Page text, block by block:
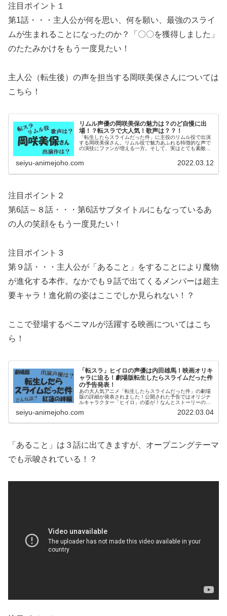
注目ポイント１
第1話・・・主人公が何を思い、何を願い、最強のスライ
ムが生まれることになったのか？「〇〇を獲得しました」
のたたみかけをもう一度見たい！
主人公（転生後）の声を担当する岡咲美保さんについては
こちら！
リムル声優の岡咲美保の魅力は？のど自慢に出
場！？転スラで大人気！歌声は？？！
「転生したらスライムだった件」に主役のリムル役で出演
する岡咲美保さん。リムル役で魅力あふれる特徴的な声で
の演技にファンが増える一方。そして、実はとても素敵な
seiyu-animejoho.com 2022.03.12
注目ポイント２
第6話～８話・・・第6話サブタイトルにもなっているあ
の人の笑顔をもう一度見たい！
注目ポイント３
第９話・・・主人公が「あること」をすることにより魔物
が進化する本作。なかでも９話で出てくるメンバーは超主
要キャラ！進化前の姿はここでしか見られない！？
ここで登場するベニマルが活躍する映画についてはこち
ら！
「転スラ」ヒイロの声優は内田雄馬！映画オリキ
ャラに迫る！劇場版転生したらスライムだった件
の予告発表！
あの大人気アニメ「転生したらスライムだった件」の劇場
版の詳細が発表されました！公開された予告ではオリジナ
ルキャラクター「ヒイロ」の姿が！なんとストーリーのメ
どんな映画か紹介します！「ヒイロ...
seiyu-animejoho.com 2022.03.04
「あること」は３話に出てきますが、オープニングテーマ
でも示唆されている！？